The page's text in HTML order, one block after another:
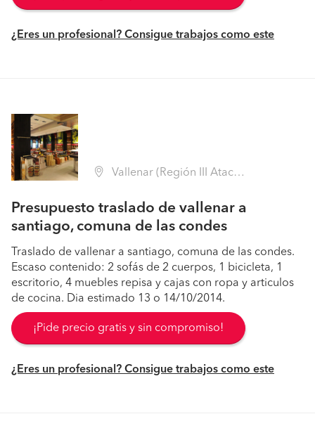
¿Eres un profesional? Consigue trabajos como este
Vallenar (Región III Atacama - Huasco)
Presupuesto traslado de vallenar a
santiago, comuna de las condes
Traslado de vallenar a santiago, comuna de las condes.
Escaso contenido: 2 sofás de 2 cuerpos, 1 bicicleta, 1
escritorio, 4 muebles repisa y cajas con ropa y articulos
de cocina. Dia estimado 13 o 14/10/2014.
¡Pide precio gratis y sin compromiso!
¿Eres un profesional? Consigue trabajos como este